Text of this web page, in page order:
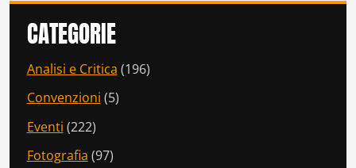
CATEGORIE
Analisi e Critica (196)
Convenzioni (5)
Eventi (222)
Fotografia (97)